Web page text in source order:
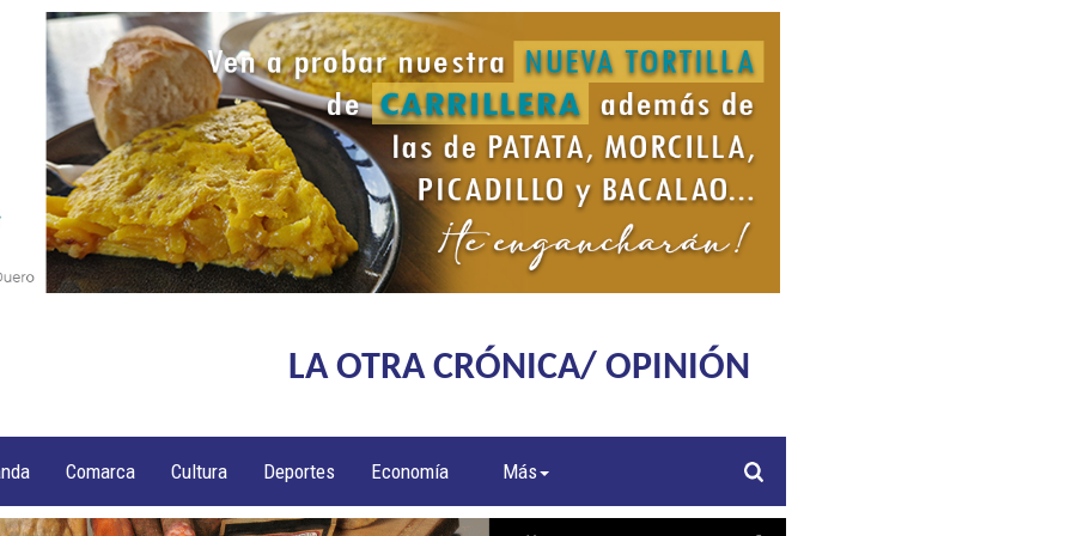
LA OTRA CRÓNICA/ OPINIÓN
Comarca Cultura Deportes Economía Más